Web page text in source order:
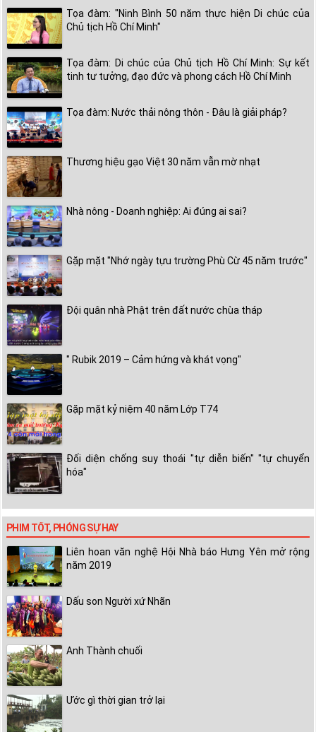
Tọa đàm: "Ninh Bình 50 năm thực hiện Di chúc của
Chủ tịch Hồ Chí Minh"
Tọa đàm: Di chúc của Chủ tịch Hồ Chí Minh: Sự kết
tinh tư tưởng, đạo đức và phong cách Hồ Chí Minh
Tọa đàm: Nước thải nông thôn - Đâu là giải pháp?
Thương hiệu gạo Việt 30 năm vẫn mờ nhạt
Nhà nông - Doanh nghiệp: Ai đúng ai sai?
Gặp mặt "Nhớ ngày tựu trường Phù Cừ 45 năm trước"
Đội quân nhà Phật trên đất nước chùa tháp
" Rubik 2019 – Cảm hứng và khát vọng"
Gặp mặt kỷ niệm 40 năm Lớp T74
Đối diện chống suy thoái "tự diễn biến" "tự chuyển
hóa"
PHIM TỐT, PHÓNG SỰ HAY
Liên hoan văn nghệ Hội Nhà báo Hưng Yên mở rộng
năm 2019
Dấu son Người xứ Nhãn
Anh Thành chuối
Ước gì thời gian trở lại